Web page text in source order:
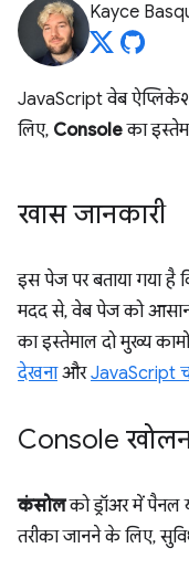
Kayce
JavaScript वेब
लिए, Consoleका
खास जानकारी
इस पेज पर बताया गया
मदद से, वेब पेज को
का इस्तेमाल दो मुख्य
देखनाऔरJavaScript
Console
कंसोलको ड्रॉअर में पैनल
तरीका जानने के लिए,